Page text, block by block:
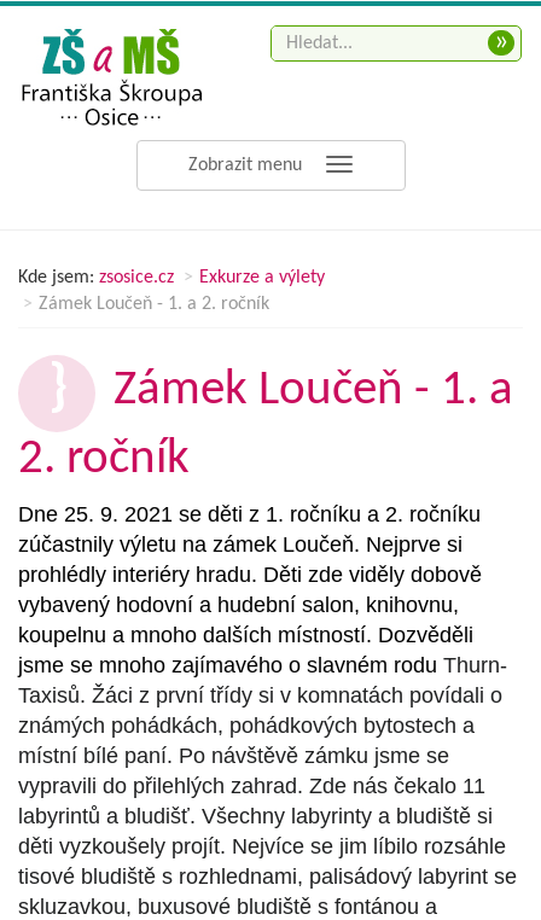
Zobrazit menu
»
Kde jsem: zsosice.cz
Exkurze a výlety
Zámek Loučeň - 1. a 2. ročník
Zámek Loučeň - 1. a
2. ročník
Dne 25. 9. 2021 se děti z 1. ročníku a 2. ročníku
zúčastnily výletu na zámek Loučeň. Nejprve si
prohlédly interiéry hradu. Děti zde viděly dobově
vybavený hodovní a hudební salon, knihovnu,
koupelnu a mnoho dalších místností. Dozvěděli
jsme se mnoho zajímavého o slavném rodu Thurn-
Taxisů. Žáci z první třídy si v komnatách povídali o
známých pohádkách, pohádkových bytostech a
místní bílé paní. Po návštěvě zámku jsme se
vypravili do přilehlých zahrad. Zde nás čekalo 11
labyrintů a bludišť. Všechny labyrinty a bludiště si
děti vyzkoušely projít. Nejvíce se jim líbilo rozsáhle
tisové bludiště s rozhlednami, palisádový labyrint se
skluzavkou, buxusové bludiště s fontánou a